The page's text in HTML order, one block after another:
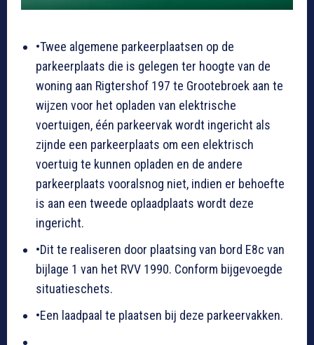
•Twee algemene parkeerplaatsen op de
parkeerplaats die is gelegen ter hoogte van de
woning aan Rigtershof 197 te Grootebroek aan te
wijzen voor het opladen van elektrische
voertuigen, één parkeervak wordt ingericht als
zijnde een parkeerplaats om een elektrisch
voertuig te kunnen opladen en de andere
parkeerplaats vooralsnog niet, indien er behoefte
is aan een tweede oplaadplaats wordt deze
ingericht.
•Dit te realiseren door plaatsing van bord E8c van
bijlage 1 van het RVV 1990. Conform bijgevoegde
situatieschets.
•Een laadpaal te plaatsen bij deze parkeervakken.